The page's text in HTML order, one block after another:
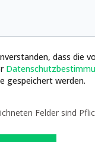
dass die
gespeichert werden.
Felder sind